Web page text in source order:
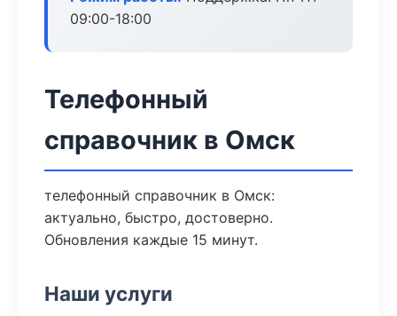
09:00-18:00
Телефонный
справочник в Омск
телефонный справочник в Омск:
актуально, быстро, достоверно.
Обновления каждые 15 минут.
Наши услуги